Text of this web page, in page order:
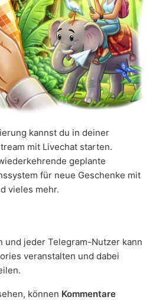
kannst du in deiner
mit Livechat starten.
geplante
für neue Geschenke mit
vieles mehr.
und jeder Telegram-Nutzer kann
veranstalten und dabei
können Kommentare